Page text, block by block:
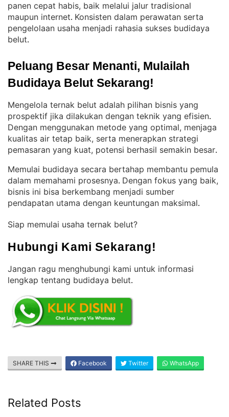
panen cepat habis, baik melalui jalur tradisional
maupun internet. Konsisten dalam perawatan serta
pengelolaan usaha menjadi rahasia sukses budidaya
belut.
Peluang Besar Menanti, Mulailah
Budidaya Belut Sekarang!
Mengelola ternak belut adalah pilihan bisnis yang
prospektif jika dilakukan dengan teknik yang efisien
Dengan menggunakan metode yang optimal, menjaga
kualitas air tetap baik, serta menerapkan strategi
pemasaran yang kuat, potensi berhasil semakin besar.
Memulai budidaya secara bertahap membantu pemula
dalam memahami prosesnya. Dengan fokus yang baik,
bisnis ini bisa berkembang menjadi sumber
pendapatan utama dengan keuntungan maksimal.
Siap memulai usaha ternak belut?
Hubungi Kami Sekarang!
Jangan ragu menghubungi kami untuk informasi
lengkap tentang budidaya belut.
SHARE THIS Facebook Twitter WhatsApp
Related Posts